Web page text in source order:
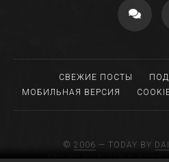
СВЕЖИЕ ПОСТЫ
МОБИЛЬНАЯ ВЕРСИЯ
© 2006 — TODAY BY
DRIVEN BY TUMBLR,